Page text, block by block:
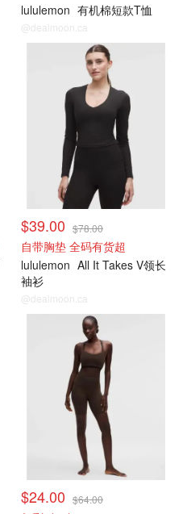
lululemon 有机棉短款T恤
@dealmoon.ca
$39.00 $78.00
自带胸垫 全码有货超
lululemon All It Takes V领长
袖衫
@dealmoon.ca
$24.00 $64.00